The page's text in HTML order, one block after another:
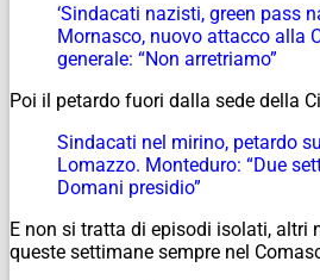
‘Sindacati nazisti, green pass
Mornasco, nuovo attacco alla
generale: “Non arretriamo”
Poi il petardo fuori dalla sede della
Sindacati nel mirino, petardo
Lomazzo. Monteduro: “Due
Domani presidio”
E non si tratta di episodi isolati, altri
queste settimane sempre nel